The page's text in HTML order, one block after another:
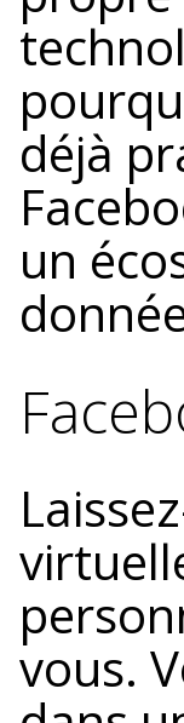
déjà
un
vous.